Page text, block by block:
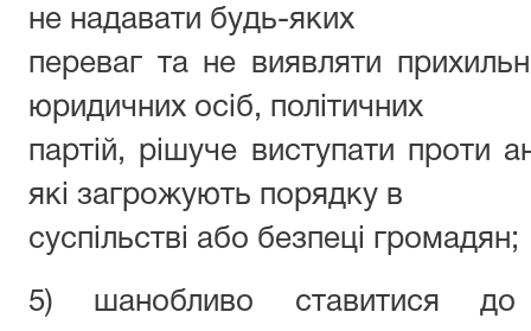
не надавати будь-яких
переваг та не виявляти
юридичних осіб, політичних
партій, рішуче виступати проти
які загрожують порядку в
суспільстві або безпеці громадян;
5) шанобливо ставитися до